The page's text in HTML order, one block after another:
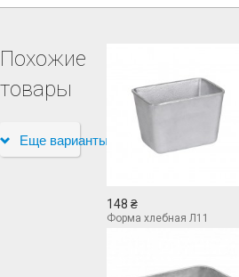
Похожие
товары
Еще варианты
148 ₴
Форма хлебная Л11